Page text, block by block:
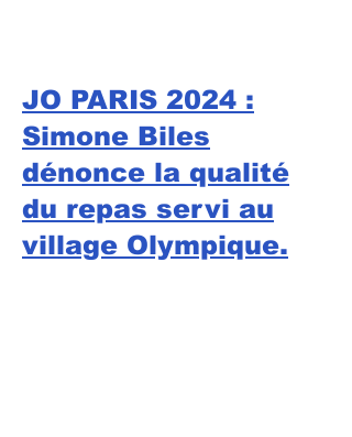
JO PARIS 2024 :
Simone Biles
dénonce la qualité
du repas servi au
village Olympique.